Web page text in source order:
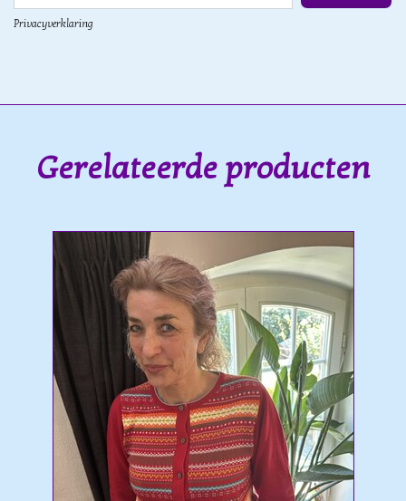
Privacyverklaring
Gerelateerde producten